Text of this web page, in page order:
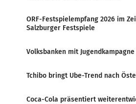
ORF-Festspielempfang 2026 im
Salzburger Festspiele
Volksbanken mit
Tchibo bringt Ube-Trend nach
Coca-Cola präsentiert